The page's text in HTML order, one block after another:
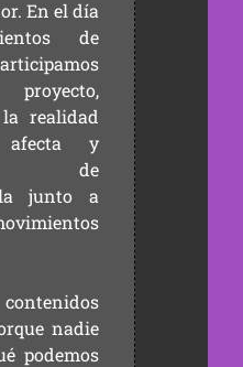
En el día
de
realidad
y
de
junto a
nadie
podemos